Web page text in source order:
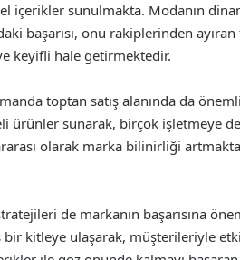
içerikler sunulmakta. Modanın
başarısı, onu rakiplerinden
keyifli hale getirmektedir.
toptan satış alanında da
ürünler sunarak, birçok işletmeye
olarak marka bilinirliği
de markanın başarısına
kitleye ulaşarak, müşterileriyle